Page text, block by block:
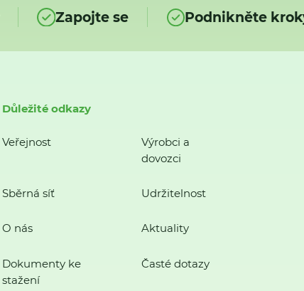
Zapojte se Podnikněte
Důležité odkazy
Veřejnost
Výrobci a
dovozci
Sběrná síť Udržitelnost
O nás Aktuality
Dokumenty ke
stažení
Časté dotazy